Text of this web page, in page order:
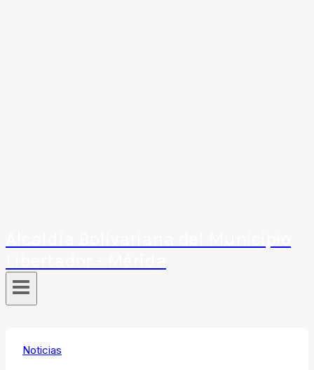
Noticias